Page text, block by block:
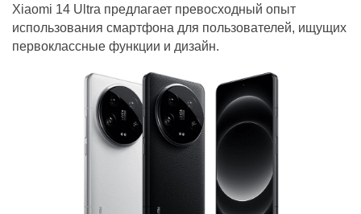
Xiaomi 14 Ultra предлагает превосходный опыт
использования смартфона для пользователей, ищущих
первоклассные функции и дизайн.